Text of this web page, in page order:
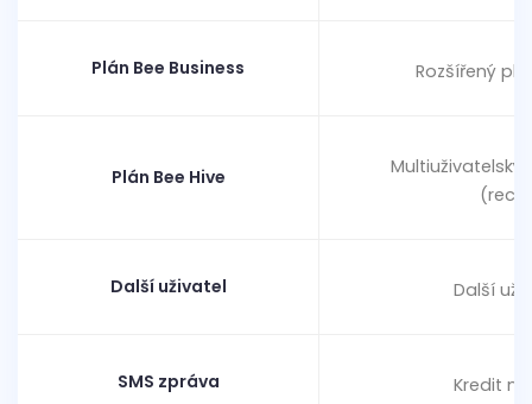
Plán Bee Business Rozšířený
Plán Bee Hive
Multiuživatelský
Další uživatel Další
SMS zpráva Kredit